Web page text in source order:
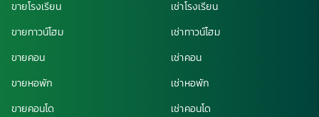
ขายโรงเรียน
ขายทาวน์โฮม
ขายคอน
ขายหอพัก
ขายคอนโด
เช่าโรงเรียน
เช่าทาวน์โฮม
เช่าคอน
เช่าหอพัก
เช่าคอนโด